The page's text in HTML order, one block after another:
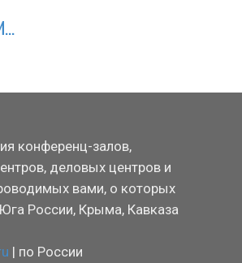
конференц-залов,
деловых центров и
вами, о которых
России, Крыма, Кавказа
| по России